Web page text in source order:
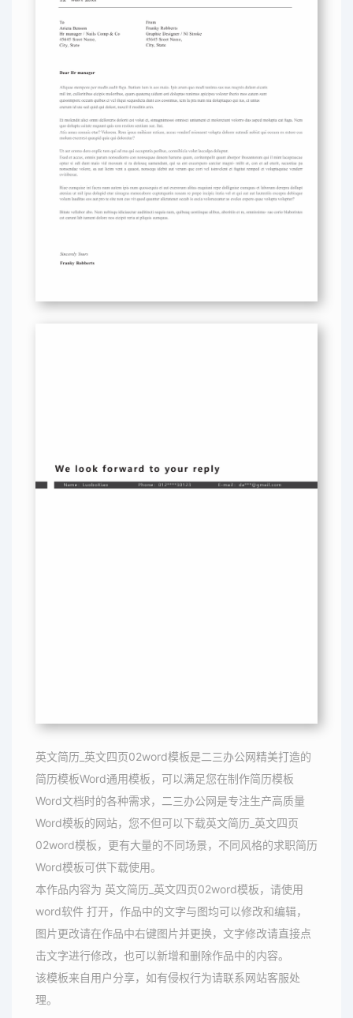
英文简历_英文四页02word模板是二三办公网精美打造的
简历模板Word通用模板，可以满足您在制作简历模板
Word文档时的各种需求，二三办公网是专注生产高质量
Word模板的网站，您不但可以下载英文简历_英文四页
02word模板，更有大量的不同场景，不同风格的求职简历
Word模板可供下载使用。
本作品内容为 英文简历_英文四页02word模板，请使用
word软件 打开，作品中的文字与图均可以修改和编辑，
图片更改请在作品中右键图片并更换，文字修改请直接点
击文字进行修改，也可以新增和删除作品中的内容。
该模板来自用户分享，如有侵权行为请联系网站客服处
理。